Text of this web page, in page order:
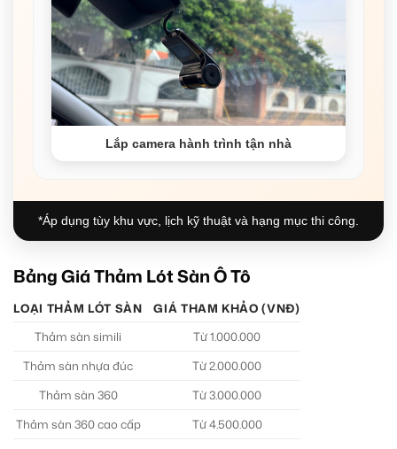
Lắp camera hành trình tận nhà
*Áp dụng tùy khu vực, lịch kỹ thuật và hạng mục thi công.
Bảng Giá Thảm Lót Sàn Ô Tô
LOẠI THẢM LÓT SÀN
GIÁ THAM KHẢO (VNĐ)
Thảm sàn simili
Từ 1.000.000
Thảm sàn nhựa đúc
Từ 2.000.000
Thảm sàn 360
Từ 3.000.000
Thảm sàn 360 cao cấp
Từ 4.500.000